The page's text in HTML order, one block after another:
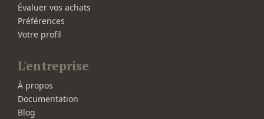
Évaluer vos achats
Préférences
Votre profil
L'entreprise
À propos
Documentation
Blog